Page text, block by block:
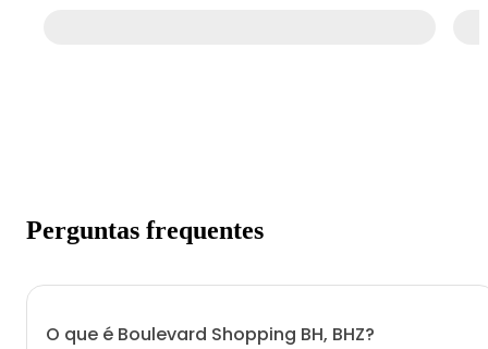
Perguntas frequentes
O que é Boulevard Shopping BH, BHZ?